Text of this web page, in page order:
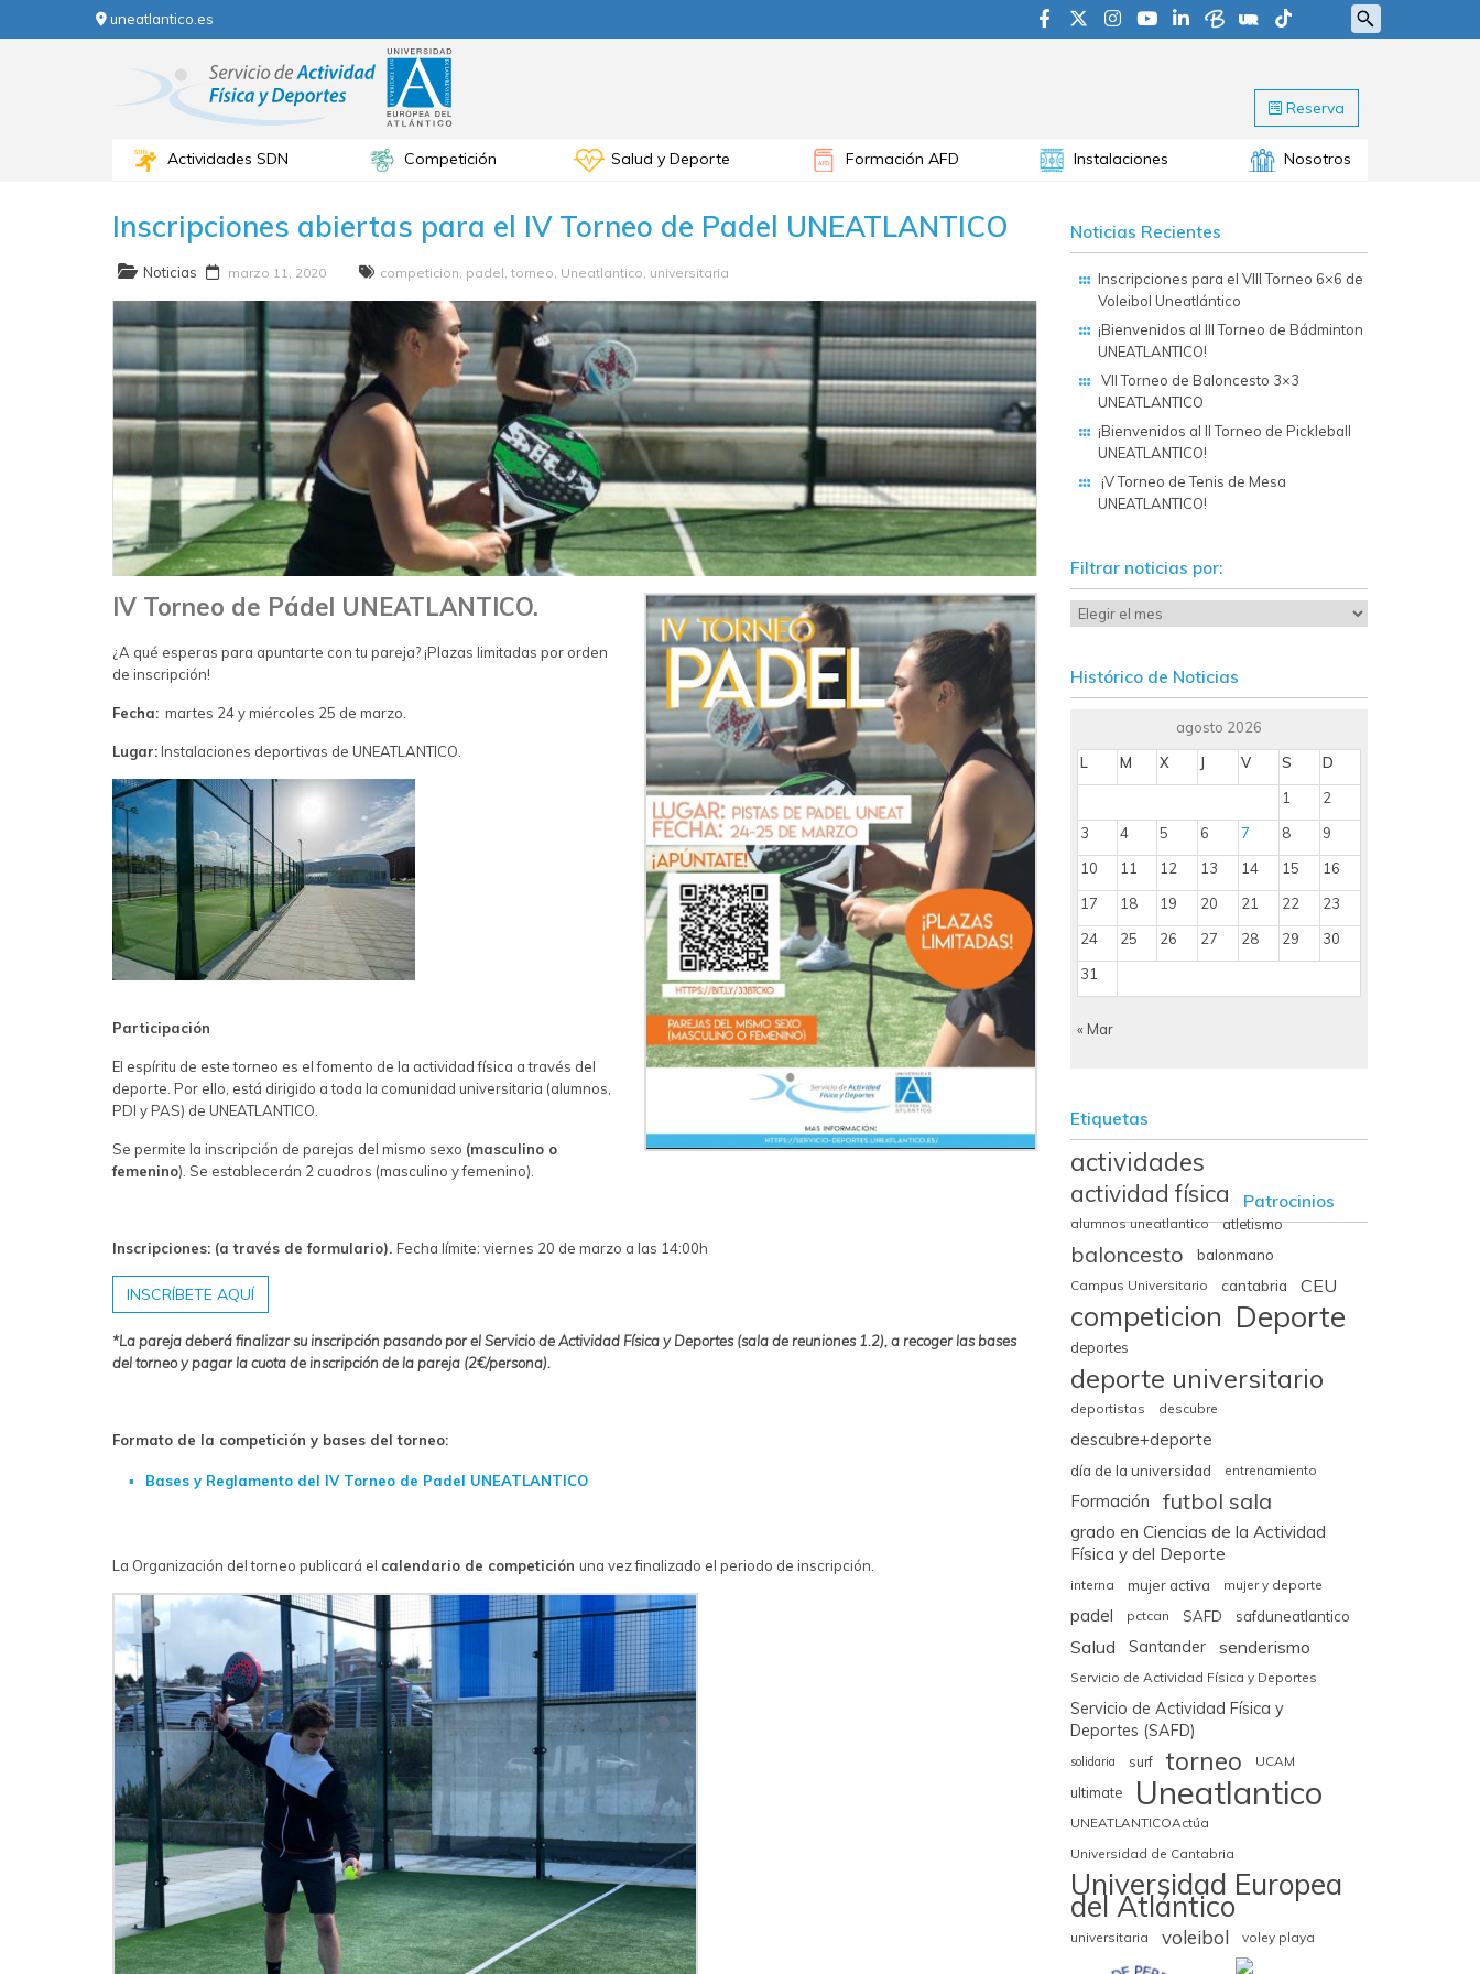
uneatlantico.es
Reserva
Actividades SDN Competición Salud y Deporte Formación AFD Instalaciones Nosotros
Inscripciones abiertas para el IV Torneo de Padel UNEATLANTICO
Noticias marzo 11, 2020 competicion padel torneo Uneatlantico universitaria
IV Torneo de Pádel UNEATLANTICO.
¿A qué esperas para apuntarte con tu pareja? ¡Plazas limitadas por orden
de inscripción!
Fecha: martes 24 y miércoles 25 de marzo.
Lugar:Instalaciones deportivas de UNEATLANTICO.
Participación
El espíritu de este torneo es el fomento de la actividad física a través del
deporte. Por ello, está dirigido a toda la comunidad universitaria (alumnos,
PDI y PAS) de UNEATLANTICO.
Se permite la inscripción de parejas del mismo sexo (masculino o
femenino). Se establecerán 2 cuadros (masculino y femenino).
Inscripciones: (a través de formulario). Fecha límite: viernes 20 de marzo a las 14:00h
INSCRÍBETE AQUÍ
*La pareja deberá finalizar su inscripción pasando por el Servicio de Actividad Física y Deportes (sala de reuniones 1.2), a recoger las bases
del torneo y pagar la cuota de inscripción de la pareja (2€/persona).
Formato de la competición y bases del torneo:
Bases y Reglamento del IV Torneo de Padel UNEATLANTICO
La Organización del torneo publicará el calendario de competición una vez finalizado el periodo de inscripción.
Noticias Recientes
Inscripciones para el VIII Torneo 6×6 de
Voleibol Uneatlántico
¡Bienvenidos al III Torneo de Bádminton
UNEATLANTICO!
VII Torneo de Baloncesto 3×3
UNEATLANTICO
¡Bienvenidos al II Torneo de Pickleball
UNEATLANTICO!
¡V Torneo de Tenis de Mesa
UNEATLANTICO!
Filtrar noticias por:
Histórico de Noticias
agosto 2026
L
M X J V S
D
1
2
3
4 5 6 7 8
9
10
11 12 13 14 15
16
17
18 19 20 21 22
23
24
25 26 27 28 29
30
31
« Mar
Etiquetas
actividades
actividad física
alumnos uneatlantico atletismo
baloncesto balonmano
Campus Universitario cantabria CEU
competicion Deporte
deportes
deporte universitario
deportistas descubre
descubre+deporte
día de la universidad entrenamiento
Formación futbol sala
grado en Ciencias de la Actividad
Física y del Deporte
interna mujer activa mujer y deporte
padel pctcan SAFD safduneatlantico
Salud Santander senderismo
Servicio de Actividad Física y Deportes
Servicio de Actividad Física y
Deportes (SAFD)
solidaria surf torneo UCAM
ultimate Uneatlantico
UNEATLANTICOActúa
Universidad de Cantabria
Universidad Europea
del Atlántico
universitaria voleibol voley playa
Patrocinios